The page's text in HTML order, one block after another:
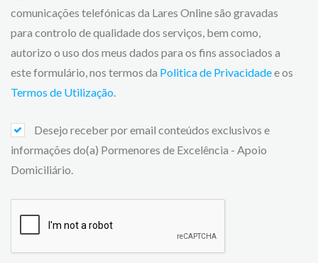
comunicações telefónicas da Lares Online são gravadas
para controlo de qualidade dos serviços, bem como,
autorizo o uso dos meus dados para os fins associados a
este formulário, nos termos da Politica de Privacidadee os
Termos de Utilização.
Desejo receber por email conteúdos exclusivos e
informações do(a) Pormenores de Excelência - Apoio
Domiciliário.